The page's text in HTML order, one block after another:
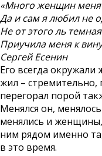
«Много женщин
Да и сам я любил не
Не от этого ль
Приучила меня к
Сергей Есенин
Его всегда
жил – стремительно,
перегорал порой
Менялся он,
менялись и
ним рядом именно
в это время.